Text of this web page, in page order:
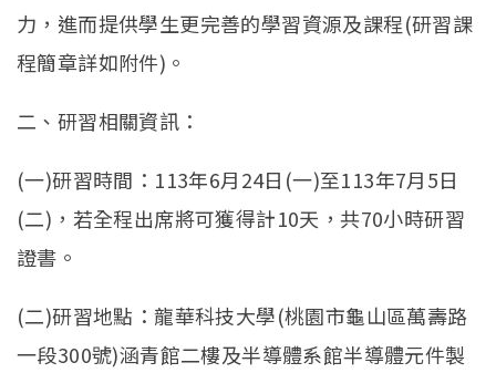
力，進而提供學生更完善的學習資源及課程(研習課
程簡章詳如附件)。
二、研習相關資訊：
(一)研習時間：113年6月24日(一)至113年7月5日
(二)，若全程出席將可獲得計10天，共70小時研習
證書。
(二)研習地點：龍華科技大學(桃園市龜山區萬壽路
一段300號)涵青館二樓及半導體系館半導體元件製